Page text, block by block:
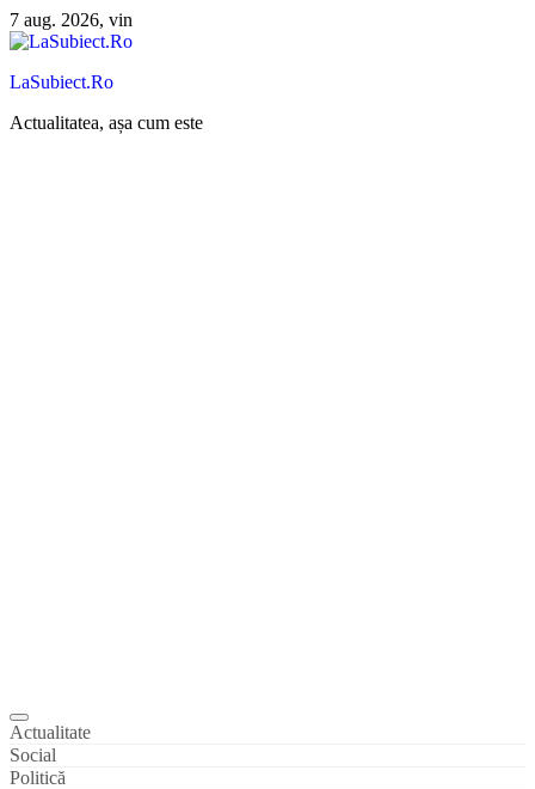
Sari
la
7 aug. 2026, vin
LaSubiect.Ro
Actualitatea, așa cum este
Actualitate
Social
Politică